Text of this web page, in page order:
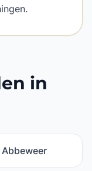
in
Abbeweer